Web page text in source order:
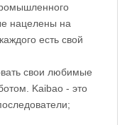
нацелены на
есть свой
свои любимые
Kaibao - это